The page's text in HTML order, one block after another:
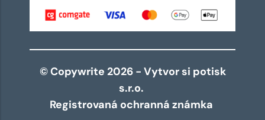
© Copywrite 2026 - Vytvor si potisk
s.r.o.
Registrovaná ochranná známka